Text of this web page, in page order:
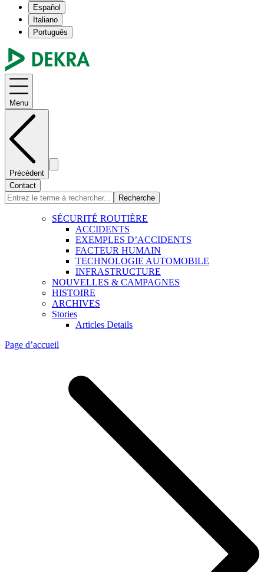
Español
Italiano
Português
Menu
Précédent
Contact
Recherche
SÉCURITÉ ROUTIÈRE
ACCIDENTS
EXEMPLES D’ACCIDENTS
FACTEUR HUMAIN
TECHNOLOGIE AUTOMOBILE
INFRASTRUCTURE
NOUVELLES & CAMPAGNES
HISTOIRE
ARCHIVES
Stories
Articles Details
Page d’accueil